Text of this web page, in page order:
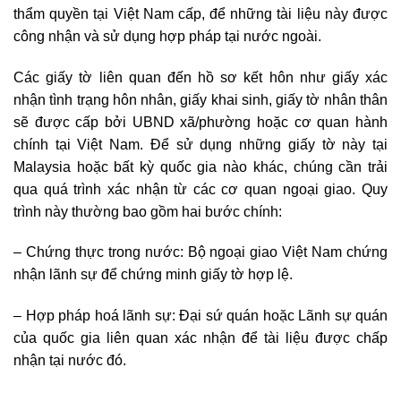
thẩm quyền tại Việt Nam cấp, để những tài liệu này được
công nhận và sử dụng hợp pháp tại nước ngoài.
Các giấy tờ liên quan đến hồ sơ kết hôn như giấy xác
nhận tình trạng hôn nhân, giấy khai sinh, giấy tờ nhân thân
sẽ được cấp bởi UBND xã/phường hoặc cơ quan hành
chính tại Việt Nam. Để sử dụng những giấy tờ này tại
Malaysia hoặc bất kỳ quốc gia nào khác, chúng cần trải
qua quá trình xác nhận từ các cơ quan ngoại giao. Quy
trình này thường bao gồm hai bước chính:
– Chứng thực trong nước: Bộ ngoại giao Việt Nam chứng
nhận lãnh sự để chứng minh giấy tờ hợp lệ.
– Hợp pháp hoá lãnh sự: Đại sứ quán hoặc Lãnh sự quán
của quốc gia liên quan xác nhận để tài liệu được chấp
nhận tại nước đó.